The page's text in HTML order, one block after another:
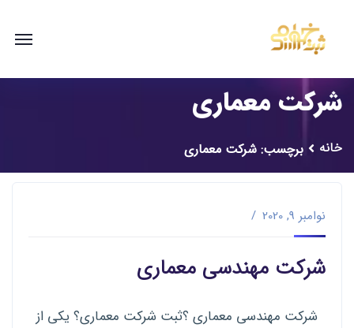
شرکت معماری
خانه برچسب: شرکت معماری
نوامبر 9, 2020
شرکت مهندسی معماری
شرکت مهندسی معماری ؟ثبت شرکت معماری؟ یکی از